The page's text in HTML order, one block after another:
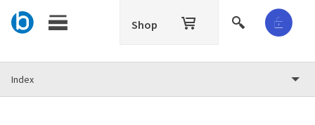
Shop
Index